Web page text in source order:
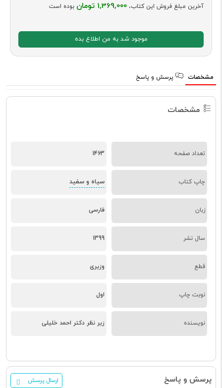
آخرین مبلغ فروش این کتاب، 1,369,000 تومان بوده است
موجود شد به من اطلاع بده
مشخصات پرسش و پاسخ
مشخصات
تعداد صفحه 1463
چاپ کتاب سیاه و سفید
زبان فارسی
سال نشر 1399
قطع وزیری
نوبت چاپ اول
نویسنده زیر نظر دکتر احمد خلیلی
پرسش و پاسخ ارسال پرسش